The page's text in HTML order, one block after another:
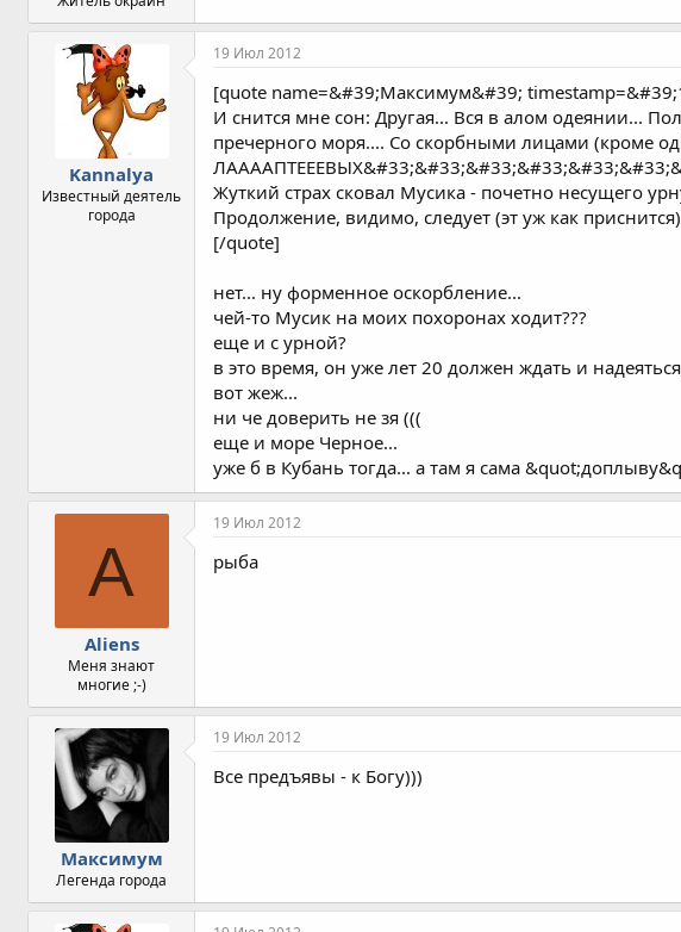
Kannalya
Известный деятель
города
19 Июл 2012
[quote name=&#39;Максимум&#39;
И снится мне сон: Другая... Вся в алом одеянии...
пречерного моря.... Со скорбными лицами (кроме
Жуткий страх сковал Мусика - почетно несущего
Продолжение, видимо, следует (эт уж как
[/quote]
нет... ну форменное оскорбление...
чей-то Мусик на моих похоронах ходит???
еще и с урной?
в это время, он уже лет 20 должен ждать и
вот жеж...
ни че доверить не зя (((
еще и море Черное...
уже б в Кубань тогда... а там я сама
A
Aliens
Меня знают
многие ;-)
19 Июл 2012
рыба
Максимум
Легенда города
19 Июл 2012
Все предъявы - к Богу)))